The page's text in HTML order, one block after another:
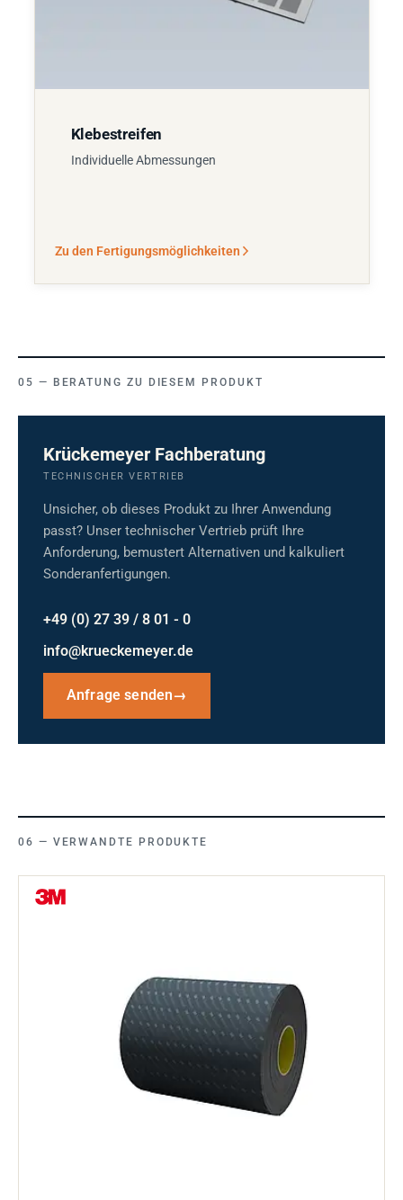
Klebestreifen
Individuelle Abmessungen
Zu den Fertigungsmöglichkeiten
BERATUNG ZU DIESEM PRODUKT
Krückemeyer Fachberatung
TECHNISCHER VERTRIEB
Unsicher, ob dieses Produkt zu Ihrer Anwendung
passt? Unser technischer Vertrieb prüft Ihre
Anforderung, bemustert Alternativen und kalkuliert
Sonderanfertigungen.
+49 (0) 27 39 / 8 01 - 0
info@krueckemeyer.de
Anfrage senden→
VERWANDTE PRODUKTE